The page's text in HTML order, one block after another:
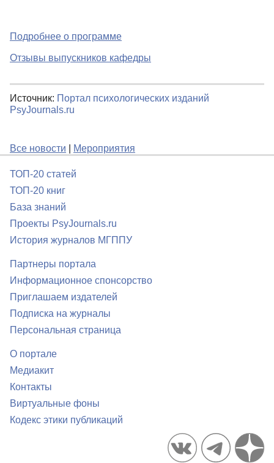
Подробнее о программе
Отзывы выпускников кафедры
Источник: Портал психологических изданий
PsyJournals.ru
Все новости Мероприятия
ТОП-20 статей
ТОП-20 книг
База знаний
Проекты PsyJournals.ru
История журналов МГППУ
Партнеры портала
Информационное спонсорство
Приглашаем издателей
Подписка на журналы
Персональная страница
О портале
Медиакит
Контакты
Виртуальные фоны
Кодекс этики публикаций